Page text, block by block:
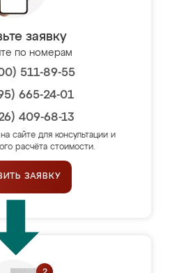
заявку
по номерам
511-89-55
665-24-01
409-68-13
сайте для консультации и
расчёта стоимости.
ЗАЯВКУ